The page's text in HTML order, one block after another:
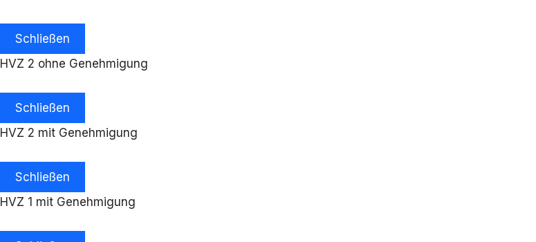
Schließen
HVZ 2 ohne Genehmigung
Schließen
HVZ 2 mit Genehmigung
Schließen
HVZ 1 mit Genehmigung